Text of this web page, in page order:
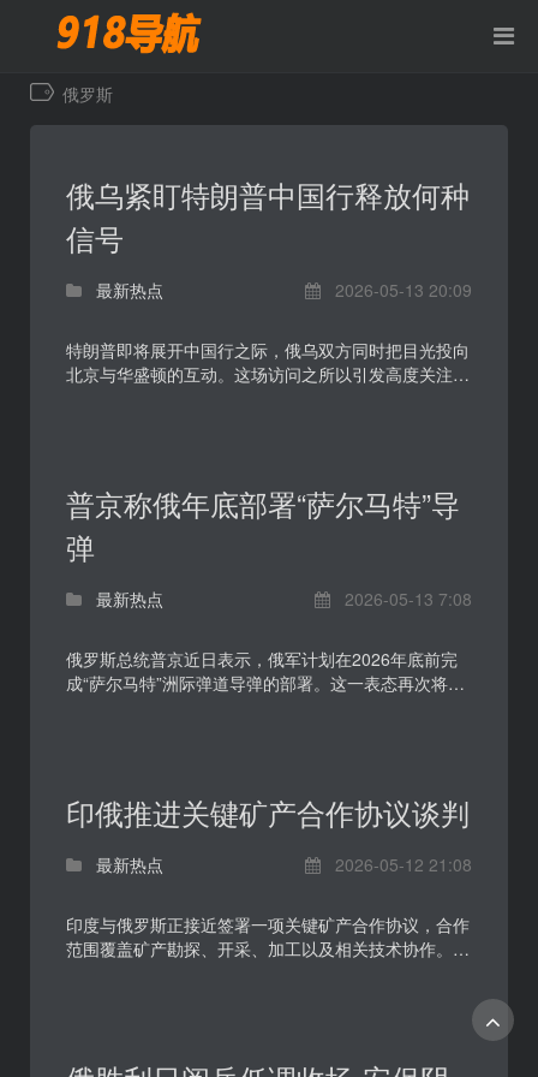
俄罗斯
俄乌紧盯特朗普中国行释放何种
信号
最新热点 2026-05-13 20:09
特朗普即将展开中国行之际，俄乌双方同时把目光投向
北京与华盛顿的互动。这场访问之所以引发高度关注，
普京称俄年底部署“萨尔马特”导
弹
最新热点 2026-05-13 7:08
俄罗斯总统普京近日表示，俄军计划在2026年底前完
成“萨尔马特”洲际弹道导弹的部署。这一表态再次将俄
印俄推进关键矿产合作协议谈判
最新热点 2026-05-12 21:08
印度与俄罗斯正接近签署一项关键矿产合作协议，合作
范围覆盖矿产勘探、开采、加工以及相关技术协作。这